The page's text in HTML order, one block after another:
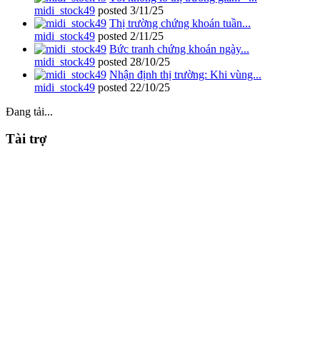
midi_stock49 posted 3/11/25
Thị trường chứng khoán tuần...
midi_stock49 posted 2/11/25
Bức tranh chứng khoán ngày...
midi_stock49 posted 28/10/25
Nhận định thị trường: Khi vùng...
midi_stock49 posted 22/10/25
Đang tải...
Tài trợ